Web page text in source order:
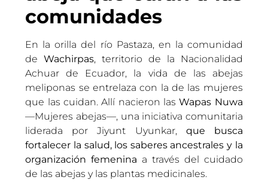
comunidades
En la orilla del río Pastaza, en la comunidad
deWachirpas, territorio de la Nacionalidad
Achuar de Ecuador, la vida de las abejas
meliponas se entrelaza con la de las mujeres
que las cuidan. Allí nacieron lasWapas Nuwa
—Mujeres abejas—, una iniciativa comunitaria
liderada por Jiyunt Uyunkar, que busca
fortalecer la salud, los saberes ancestrales y la
organización femenina a través del cuidado
de las abejas y las plantas medicinales.